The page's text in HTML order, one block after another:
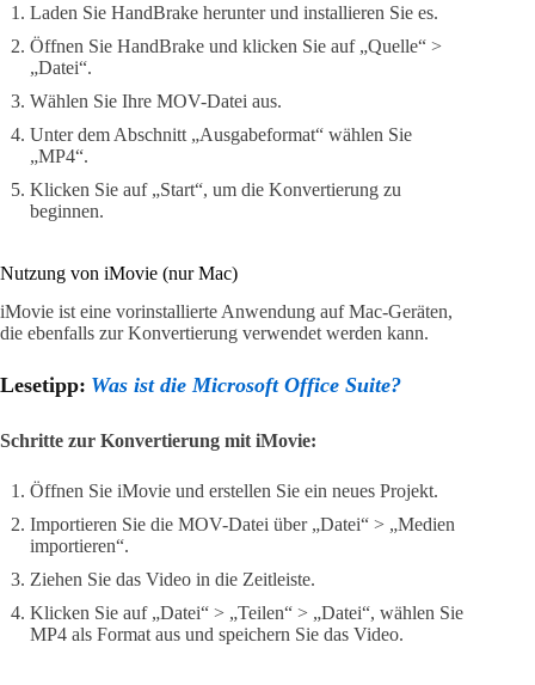
Laden Sie HandBrake herunter und installieren Sie es.
Öffnen Sie HandBrake und klicken Sie auf „Quelle“ >
„Datei“.
Wählen Sie Ihre MOV-Datei aus.
Unter dem Abschnitt „Ausgabeformat“ wählen Sie
„MP4“.
Klicken Sie auf „Start“, um die Konvertierung zu
beginnen.
Nutzung von iMovie (nur Mac)
iMovie ist eine vorinstallierte Anwendung auf Mac-Geräten,
die ebenfalls zur Konvertierung verwendet werden kann.
Lesetipp: Was ist die Microsoft Office Suite?
Schritte zur Konvertierung mit iMovie:
Öffnen Sie iMovie und erstellen Sie ein neues Projekt.
Importieren Sie die MOV-Datei über „Datei“ > „Medien
importieren“.
Ziehen Sie das Video in die Zeitleiste.
Klicken Sie auf „Datei“ > „Teilen“ > „Datei“, wählen Sie
MP4 als Format aus und speichern Sie das Video.